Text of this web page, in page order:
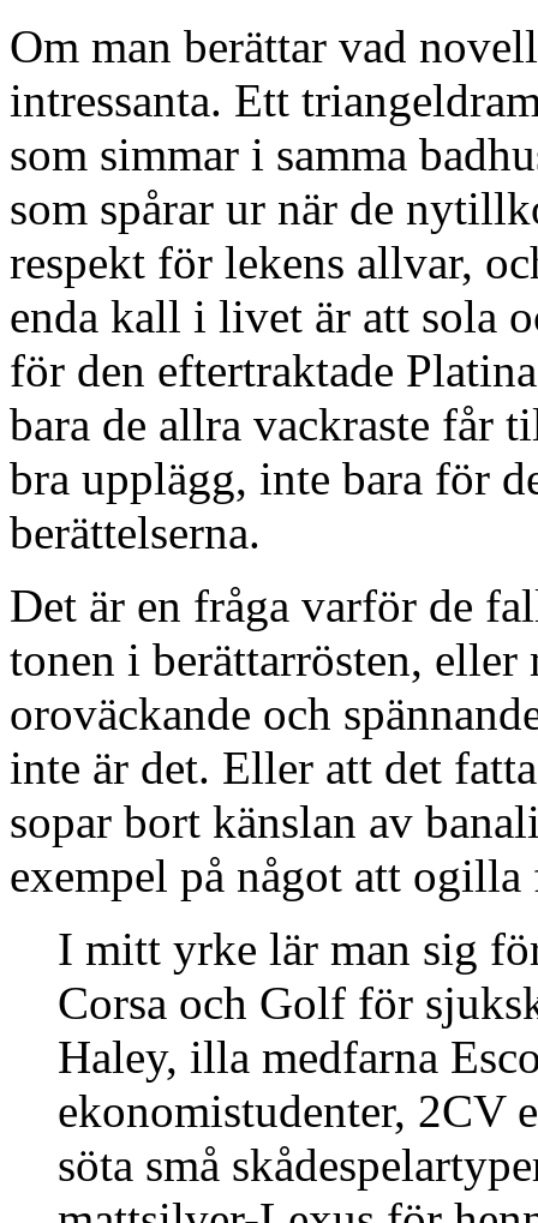
Om man berättar vad
intressanta. Ett
som simmar i samma
som spårar ur när de
respekt för lekens allvar,
enda kall i livet är att sola
för den eftertraktade
bara de allra vackraste får
bra upplägg, inte bara för
berättelserna.
Det är en fråga varför de
tonen i berättarrösten, eller
oroväckande och
inte är det. Eller att det
sopar bort känslan av
exempel på något att
I mitt yrke lär man sig
Corsa och Golf för
Haley, illa medfarna
ekonomistudenter, 2CV
söta små